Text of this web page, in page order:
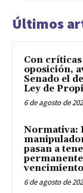
Últimos
Con críticas
oposición,
Senado el
Ley de
6 de agosto de
Normativa:
pasan a
vencimiento
6 de agosto de